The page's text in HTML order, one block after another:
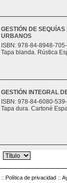
GESTIÓN DE
URBANOS
ISBN: 978-84-8948-
Tapa blanda. Rústica
GESTIÓN INTEGRAL
ISBN: 978-84-6080-
Tapa dura. Cartoné
:: Política de privacidad ::